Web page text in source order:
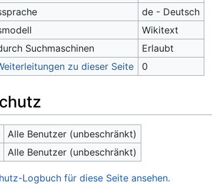
de - Deutsch
Wikitext
Suchmaschinen
Erlaubt
zu dieser Seite
0
Alle Benutzer (unbeschränkt)
Alle Benutzer (unbeschränkt)
Logbuch für diese Seite ansehen.